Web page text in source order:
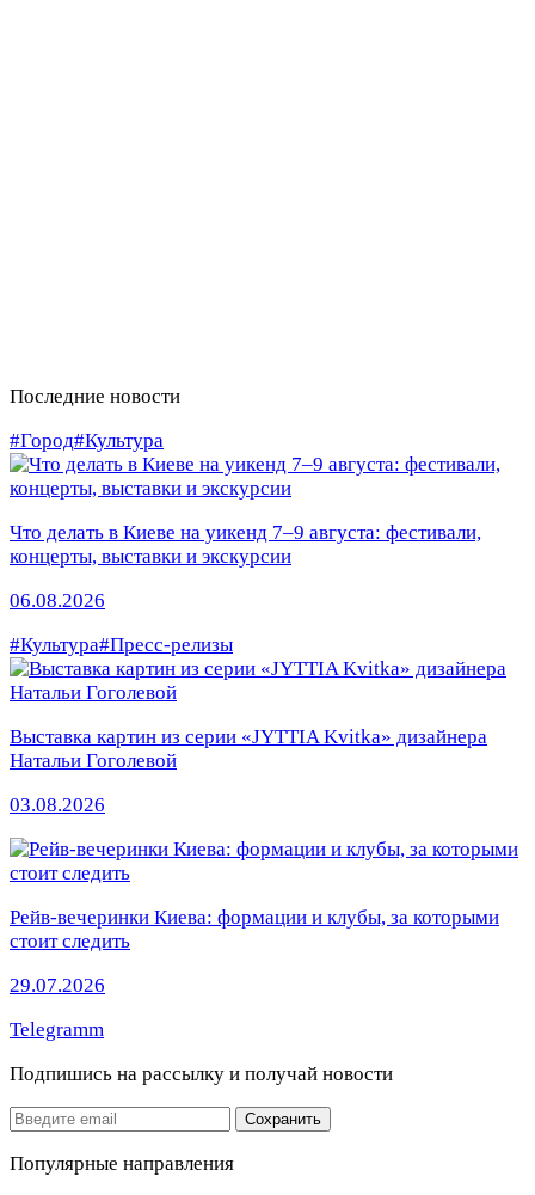
Последние новости
#Город#Культура
Что делать в Киеве на уикенд 7–9 августа: фестивали,
концерты, выставки и экскурсии
06.08.2026
#Культура#Пресс-релизы
Выставка картин из серии «JYTTIA Kvitka» дизайнера
Натальи Гоголевой
03.08.2026
Рейв-вечеринки Киева: формации и клубы, за которыми
стоит следить
29.07.2026
Telegramm
Подпишись на рассылку и получай новости
Email
Сохранить
Популярные направления